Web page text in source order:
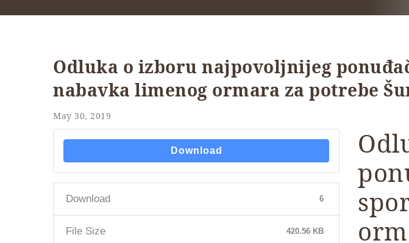
Odluka o izboru najpovoljnijeg
nabavka limenog ormara za potrebe
May 30, 2019
Download
Download 6
File Size 420.56 KB